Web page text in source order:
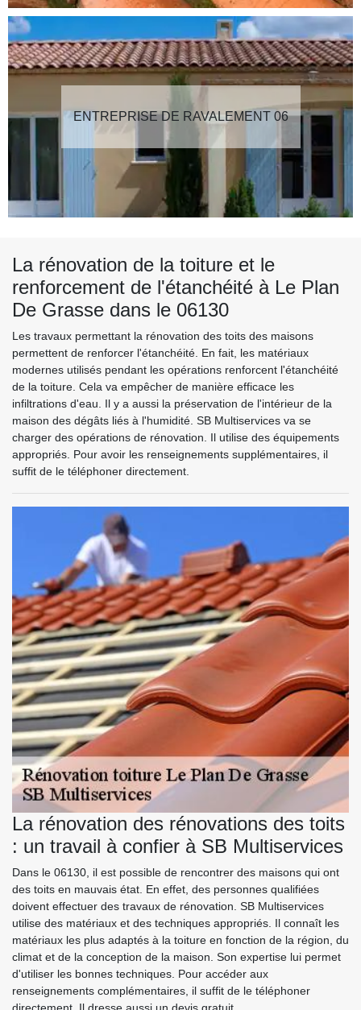
ENTREPRISE DE RAVALEMENT 06
La rénovation de la toiture et le
renforcement de l'étanchéité à Le Plan
De Grasse dans le 06130
Les travaux permettant la rénovation des toits des maisons
permettent de renforcer l'étanchéité. En fait, les matériaux
modernes utilisés pendant les opérations renforcent l'étanchéité
de la toiture. Cela va empêcher de manière efficace les
infiltrations d'eau. Il y a aussi la préservation de l'intérieur de la
maison des dégâts liés à l'humidité. SB Multiservices va se
charger des opérations de rénovation. Il utilise des équipements
appropriés. Pour avoir les renseignements supplémentaires, il
suffit de le téléphoner directement.
La rénovation des rénovations des toits
: un travail à confier à SB Multiservices
Dans le 06130, il est possible de rencontrer des maisons qui ont
des toits en mauvais état. En effet, des personnes qualifiées
doivent effectuer des travaux de rénovation. SB Multiservices
utilise des matériaux et des techniques appropriés. Il connaît les
matériaux les plus adaptés à la toiture en fonction de la région, du
climat et de la conception de la maison. Son expertise lui permet
d'utiliser les bonnes techniques. Pour accéder aux
renseignements complémentaires, il suffit de le téléphoner